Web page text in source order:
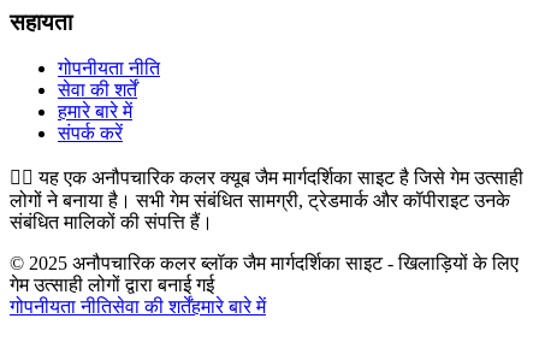
सहायता
गोपनीयता नीति
सेवा की शर्तें
हमारे बारे में
संपर्क करें
👉🏻यह एक अनौपचारिक कलर क्यूब जैम मार्गदर्शिका साइट है जिसे गेम उत्साही
लोगों ने बनाया है। सभी गेम संबंधित सामग्री, ट्रेडमार्क और कॉपीराइट उनके
संबंधित मालिकों की संपत्ति हैं।
© 2025 अनौपचारिक कलर ब्लॉक जैम मार्गदर्शिका साइट - खिलाड़ियों के लिए
गेम उत्साही लोगों द्वारा बनाई गई
गोपनीयता नीतिसेवा की शर्तेंहमारे बारे में